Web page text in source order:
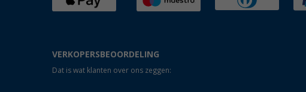
VERKOPERSBEOORDELING
Dat is wat klanten over ons zeggen: